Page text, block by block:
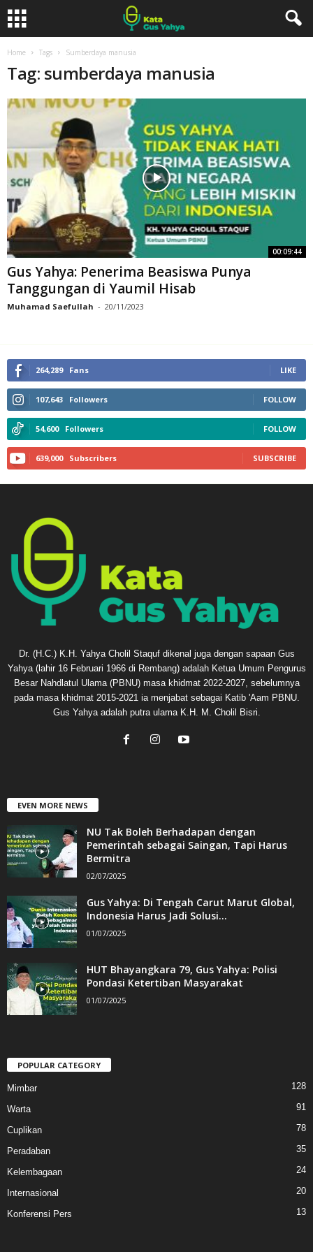
Home Tags Sumberdaya manusia
Tag: sumberdaya manusia
00:09:44
Gus Yahya: Penerima Beasiswa Punya
Tanggungan di Yaumil Hisab
Muhamad Saefullah - 20/11/2023
264,289 Fans LIKE
107,643 Followers FOLLOW
54,600 Followers FOLLOW
639,000 Subscribers SUBSCRIBE
Dr. (H.C.) K.H. Yahya Cholil Staquf dikenal juga dengan sapaan Gus
Yahya (lahir 16 Februari 1966 di Rembang) adalah Ketua Umum Pengurus
Besar Nahdlatul Ulama (PBNU) masa khidmat 2022-2027, sebelumnya
pada masa khidmat 2015-2021 ia menjabat sebagai Katib 'Aam PBNU.
Gus Yahya adalah putra ulama K.H. M. Cholil Bisri.
EVEN MORE NEWS
NU Tak Boleh Berhadapan dengan
Pemerintah sebagai Saingan, Tapi Harus
Bermitra
02/07/2025
Gus Yahya: Di Tengah Carut Marut Global,
Indonesia Harus Jadi Solusi...
01/07/2025
HUT Bhayangkara 79, Gus Yahya: Polisi
Pondasi Ketertiban Masyarakat
01/07/2025
POPULAR CATEGORY
Mimbar 128
Warta 91
Cuplikan 78
Peradaban 35
Kelembagaan 24
Internasional 20
Konferensi Pers 13